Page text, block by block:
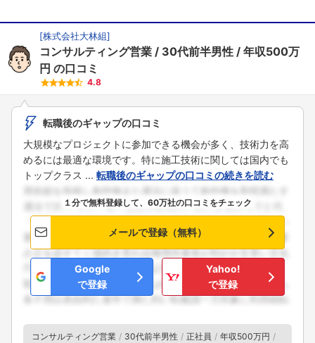
[株式会社大林組]
コンサルティング営業 30代前半男性
年収500万
円 の口コミ
4.8
転職後のギャップの口コミ
大規模なプロジェクトに参加できる機会が多く、技術力を高
めるには最適な環境です。特に施工技術に関しては国内でも
トップクラス ... 転職後のギャップの口コミの続きを読む
１分で無料登録して、60万社の口コミをチェック
メールで登録（無料）
Google
で登録
Yahoo!
で登録
コンサルティング営業 30代前半男性 正社員
年収500万円